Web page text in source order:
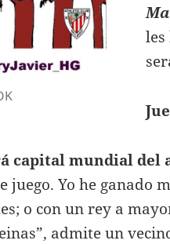
les
capital mundial del
juego. Yo he ganado
o con un rey a
admite un